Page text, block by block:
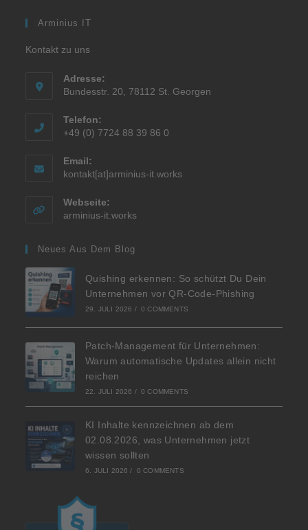
Arminius IT
Kontakt zu uns
Adresse:
Bundesstr. 20, 78112 St. Georgen
Telefon:
+49 (0) 7724 88 39 86 0
Email:
kontakt[at]arminius-it.works
Webseite:
arminius-it.works
Neues Aus Dem Blog
Quishing erkennen: So schützt Du Dein
Unternehmen vor QR-Code-Phishing
29. JULI 2026 / 0 COMMENTS
Patch-Management für Unternehmen:
Warum automatische Updates allein nicht
reichen
22. JULI 2026 / 0 COMMENTS
KI Inhalte kennzeichnen ab dem
02.08.2026, was Unternehmen jetzt
wissen sollten
6. JULI 2026 / 0 COMMENTS